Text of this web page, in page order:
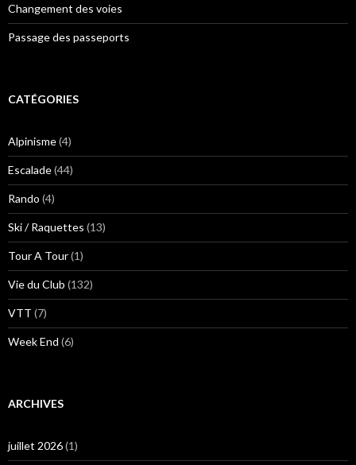
Changement des voies
Passage des passeports
CATÉGORIES
Alpinisme(4)
Escalade(44)
Rando (4)
Ski / Raquettes (13)
Tour A Tour(1)
Vie du Club (132)
VTT (7)
Week End (6)
ARCHIVES
juillet 2026(1)